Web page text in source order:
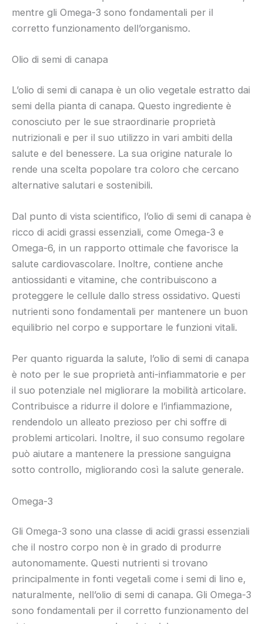
mentre gli Omega-3 sono fondamentali per il
corretto funzionamento dell’organismo.
Olio di semi di canapa
L’olio di semi di canapa è un olio vegetale estratto dai
semi della pianta di canapa. Questo ingrediente è
conosciuto per le sue straordinarie proprietà
nutrizionali e per il suo utilizzo in vari ambiti della
salute e del benessere. La sua origine naturale lo
rende una scelta popolare tra coloro che cercano
alternative salutari e sostenibili.
Dal punto di vista scientifico, l’olio di semi di canapa è
ricco di acidi grassi essenziali, come Omega-3 e
Omega-6, in un rapporto ottimale che favorisce la
salute cardiovascolare. Inoltre, contiene anche
antiossidanti e vitamine, che contribuiscono a
proteggere le cellule dallo stress ossidativo. Questi
nutrienti sono fondamentali per mantenere un buon
equilibrio nel corpo e supportare le funzioni vitali.
Per quanto riguarda la salute, l’olio di semi di canapa
è noto per le sue proprietà anti-infiammatorie e per
il suo potenziale nel migliorare la mobilità articolare.
Contribuisce a ridurre il dolore e l’infiammazione,
rendendolo un alleato prezioso per chi soffre di
problemi articolari. Inoltre, il suo consumo regolare
può aiutare a mantenere la pressione sanguigna
sotto controllo, migliorando così la salute generale.
Omega-3
Gli Omega-3 sono una classe di acidi grassi essenziali
che il nostro corpo non è in grado di produrre
autonomamente. Questi nutrienti si trovano
principalmente in fonti vegetali come i semi di lino e,
naturalmente, nell’olio di semi di canapa. Gli Omega-3
sono fondamentali per il corretto funzionamento del